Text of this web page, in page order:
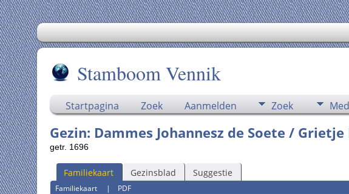
Stamboom Vennik
Startpagina Zoek Aanmelden Zoek
Gezin: Dammes Johannesz de Soete /
getr. 1696
Familiekaart Gezinsblad Suggestie
Familiekaart | PDF